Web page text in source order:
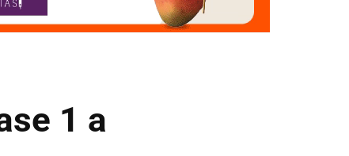
1 a